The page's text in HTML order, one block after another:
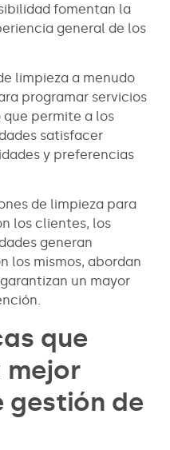
fomentan la
general de los
limpieza a menudo
programar servicios
permite a los
satisfacer
y preferencias
de limpieza para
los clientes, los
generan
los mismos, abordan
un mayor
que
mejor
gestión de